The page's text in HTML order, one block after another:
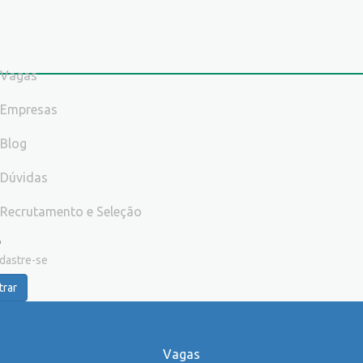
Vagas
Empresas
Blog
Dúvidas
Recrutamento e Seleção
se
Vagas